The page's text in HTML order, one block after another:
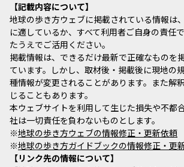
記載内容について
地球の歩き方ウェブに掲載されている情報は
に適しているか、すべて利用者ご自身の責任
たうえでご活用ください。
掲載情報は、できるだけ最新で正確なものを
ています。しかし、取材後・掲載後に現地の
種情報が変更されることがあります。また解
じることもあります。
本ウェブサイトを利用して生じた損失や不都
社は一切責任を負わないものとします。
※地球の歩き方ウェブの情報修正・更新依頼
※地球の歩き方ガイドブックの情報修正・更
リンク先の情報について